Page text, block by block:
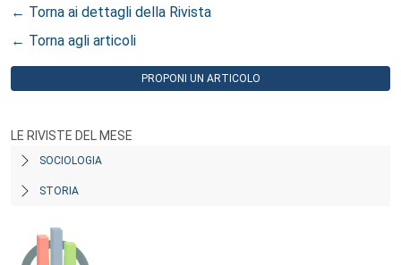
← Torna ai dettagli della Rivista
← Torna agli articoli
PROPONI UN ARTICOLO
LE RIVISTE DEL MESE
SOCIOLOGIA
STORIA